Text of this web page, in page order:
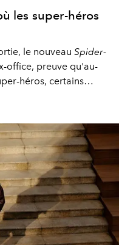
les super-héros
le nouveau Spider-
office, preuve qu'au-
héros, certains
une ferveur intacte.